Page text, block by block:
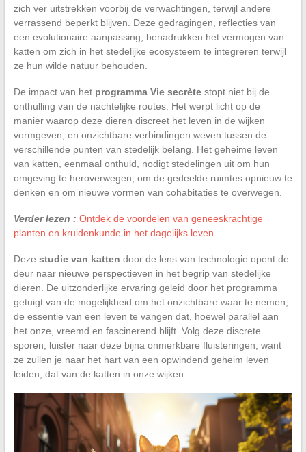
zich ver uitstrekken voorbij de verwachtingen, terwijl andere
verrassend beperkt blijven. Deze gedragingen, reflecties van
een evolutionaire aanpassing, benadrukken het vermogen van
katten om zich in het stedelijke ecosysteem te integreren terwijl
ze hun wilde natuur behouden.
De impact van het programma Vie secrètestopt niet bij de
onthulling van de nachtelijke routes. Het werpt licht op de
manier waarop deze dieren discreet het leven in de wijken
vormgeven, en onzichtbare verbindingen weven tussen de
verschillende punten van stedelijk belang. Het geheime leven
van katten, eenmaal onthuld, nodigt stedelingen uit om hun
omgeving te heroverwegen, om de gedeelde ruimtes opnieuw te
denken en om nieuwe vormen van cohabitaties te overwegen.
Verder lezen : Ontdek de voordelen van geneeskrachtige
planten en kruidenkunde in het dagelijks leven
Deze studie van katten door de lens van technologie opent de
deur naar nieuwe perspectieven in het begrip van stedelijke
dieren. De uitzonderlijke ervaring geleid door het programma
getuigt van de mogelijkheid om het onzichtbare waar te nemen,
de essentie van een leven te vangen dat, hoewel parallel aan
het onze, vreemd en fascinerend blijft. Volg deze discrete
sporen, luister naar deze bijna onmerkbare fluisteringen, want
ze zullen je naar het hart van een opwindend geheim leven
leiden, dat van de katten in onze wijken.